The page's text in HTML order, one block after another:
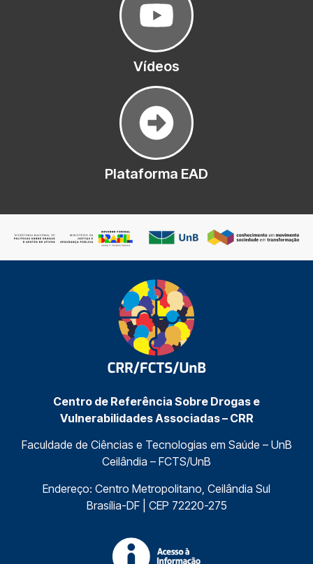
Vídeos
Plataforma EAD
Centro de Referência Sobre Drogas e
Vulnerabilidades Associadas – CRR
Faculdade de Ciências e Tecnologias em Saúde – UnB
Ceilândia – FCTS/UnB
Endereço: Centro Metropolitano, Ceilândia Sul
Brasília-DF | CEP 72220-275